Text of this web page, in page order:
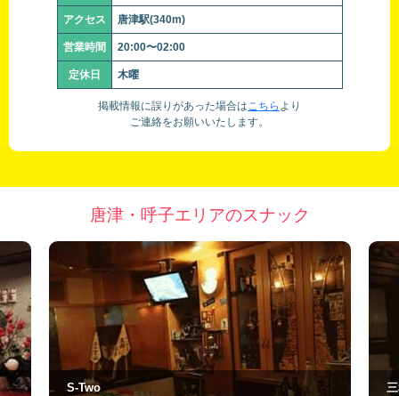
アクセス 唐津駅(340m)
営業時間 20:00〜02:00
定休日 木曜
掲載情報に誤りがあった場合はこちら より
ご連絡をお願いいたします。
唐津・呼子エリアのスナック
三和